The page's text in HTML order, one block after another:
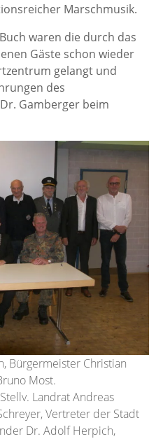
Marschmusik.
waren die durch das
Gäste schon wieder
gelangt und
des
Gamberger beim
Bürgermeister Christian
Most.
Landrat Andreas
Vertreter der Stadt
Dr. Adolf Herpich,